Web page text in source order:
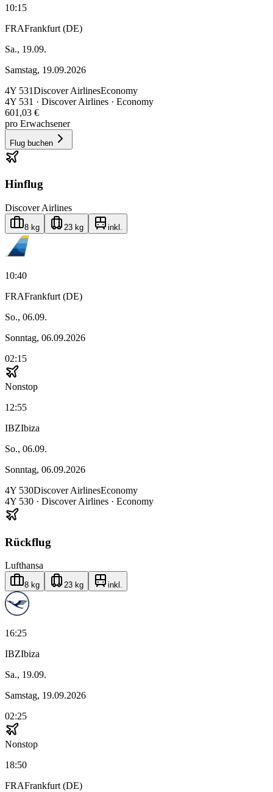
10:15
FRAFrankfurt (DE)
Sa., 19.09.
Samstag, 19.09.2026
4Y 531Discover AirlinesEconomy
4Y 531 · Discover Airlines · Economy
601,03 €
pro Erwachsener
Flug buchen
Hinflug
Discover Airlines
8 kg 23 kg inkl.
10:40
FRAFrankfurt (DE)
So., 06.09.
Sonntag, 06.09.2026
02:15
Nonstop
12:55
IBZIbiza
So., 06.09.
Sonntag, 06.09.2026
4Y 530Discover AirlinesEconomy
4Y 530 · Discover Airlines · Economy
Rückflug
Lufthansa
8 kg 23 kg inkl.
16:25
IBZIbiza
Sa., 19.09.
Samstag, 19.09.2026
02:25
Nonstop
18:50
FRAFrankfurt (DE)